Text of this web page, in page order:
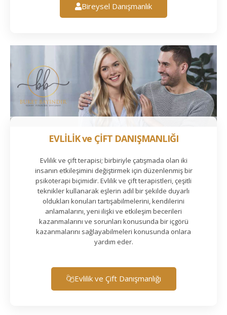
Bireysel Danışmanlık
EVLİLİK ve ÇİFT DANIŞMANLIĞI
Evlilik ve çift terapisi; birbiriyle çatışmada olan iki
insanın etkileşimini değiştirmek için düzenlenmiş bir
psikoterapi biçimidir. Evlilik ve çift terapistleri, çeşitli
teknikler kullanarak eşlerin adil bir şekilde duyarlı
oldukları konuları tartışabilmelerini, kendilerini
anlamalarını, yeni ilişki ve etkileşim becerileri
kazanmalarını ve sorunları konusunda bir içgörü
kazanmalarını sağlayabilmeleri konusunda onlara
yardım eder.
Evlilik ve Çift Danışmanlığı